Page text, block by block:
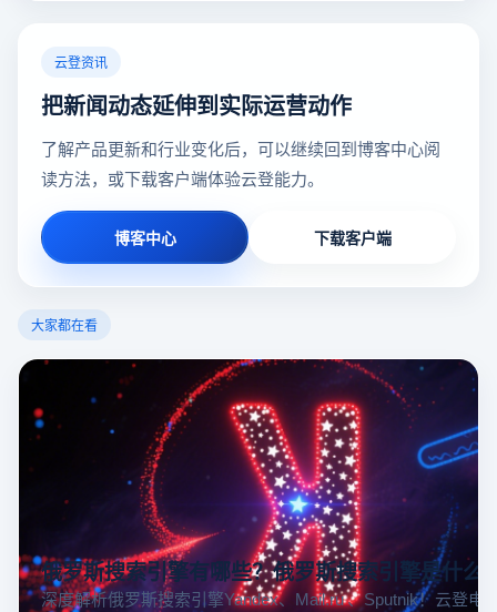
云登资讯
把新闻动态延伸到实际运营动作
了解产品更新和行业变化后，可以继续回到博客中心阅
读方法，或下载客户端体验云登能力。
博客中心 下载客户端
大家都在看
俄罗斯搜索引擎有哪些？俄罗斯搜索引擎是什么
深度解析俄罗斯搜索引擎Yandex、Mail.ru 、Sputnik！云登电